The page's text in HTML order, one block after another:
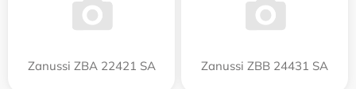
Zanussi ZBA 22421 SA Zanussi ZBB 24431 SA